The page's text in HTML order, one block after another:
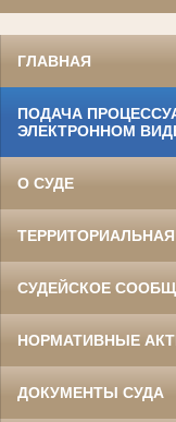
ГЛАВНАЯ
ПОДАЧА
ЭЛЕКТРОННОМ
О СУДЕ
СУДЕЙСКОЕ
НОРМАТИВНЫЕ
ДОКУМЕНТЫ СУДА